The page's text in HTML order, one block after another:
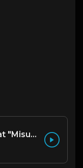
Rod Wave Type Beat "Misunderstood" |@ProdbyNc